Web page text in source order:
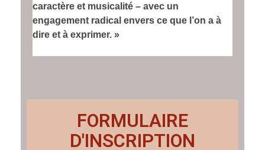
caractère et musicalité – avec un
engagement radical envers ce que l’on a à
dire et à exprimer. »
FORMULAIRE
D'INSCRIPTION